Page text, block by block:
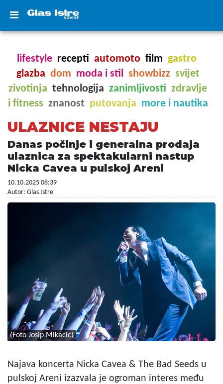
lifestyle recepti automoto film gastro
glazba dom moda i stil showbizz svijet
zivotinja tehnologija zanimljivosti zdravlje
i fitness znanost putovanja more i nautika
ULAZNICE NESTAJU
Danas počinje i generalna prodaja
ulaznica za spektakularni nastup
Nicka Cavea u pulskoj Areni
10.10.2025 08:39
Autor: Glas Istre
(Foto Josip Mikacic)
Najava koncerta Nicka Cavea & The Bad Seeds u
pulskoj Areni izazvala je ogroman interes među